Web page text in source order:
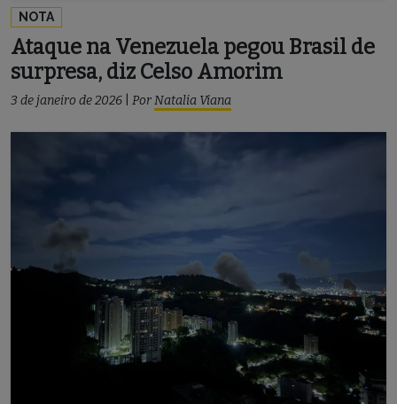
NOTA
Ataque na Venezuela pegou Brasil de
surpresa, diz Celso Amorim
3 de janeiro de 2026 PorNatalia Viana